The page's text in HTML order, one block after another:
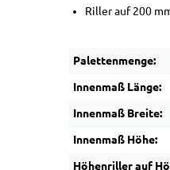
Riller auf 200
Palettenmenge:
Innenmaß Länge:
Innenmaß Breite:
Innenmaß Höhe:
Höhenriller auf